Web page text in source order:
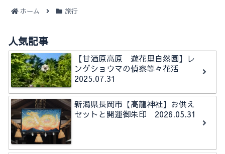
ホーム 旅行
人気記事
【甘酒原高原 遊花里自然園】レ
ンゲショウマの偵察等々花活
2025.07.31
新潟県長岡市【高龍神社】お供え
セットと開運御朱印 2026.05.31